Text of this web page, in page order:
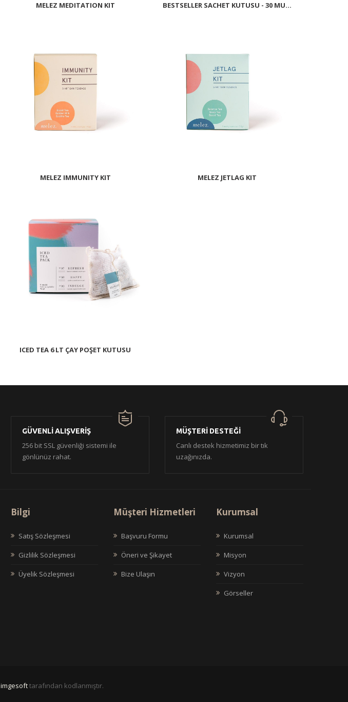
MELEZ MEDITATION KIT BESTSELLER SACHET KUTUSU - 30 MU...
MELEZ IMMUNITY KIT MELEZ JETLAG KIT
ICED TEA 6 LT ÇAY POŞET KUTUSU
GÜVENLİ ALIŞVERİŞ
256 bit SSL güvenliği sistemi ile
gönlünüz rahat.
MÜŞTERİ DESTEĞİ
Canlı destek hizmetimiz bir tık
uzağınızda.
Bilgi
Satış Sözleşmesi
Gizlilik Sözleşmesi
Üyelik Sözleşmesi
Müşteri Hizmetleri
Başvuru Formu
Öneri ve Şikayet
Bize Ulaşın
Kurumsal
Kurumsal
Misyon
Vizyon
Görseller
imgesofttarafından kodlanmıştır.